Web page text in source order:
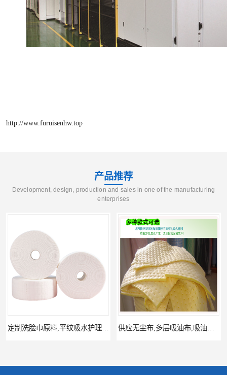
http://www.furuisenhw.top
产品推荐
Development, design, production and sales in one of the manufacturing
enterprises
供应无尘布,多层吸油布,吸油垫无纺布,汽车修理用吸油无纺布 定制洗脸巾珍珠纹,竹纤维,全棉,,涤纶,细等材质,多网型水刺无纺